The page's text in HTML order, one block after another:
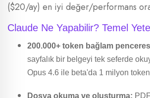
($20/ay) en iyi değer/performans
Claude Ne Yapabilir? Temel
200.000+ token bağlam
sayfalık bir belgeyi tek seferde
Opus 4.6 ile beta'da 1 milyon
Dosya okuma ve oluşturma: